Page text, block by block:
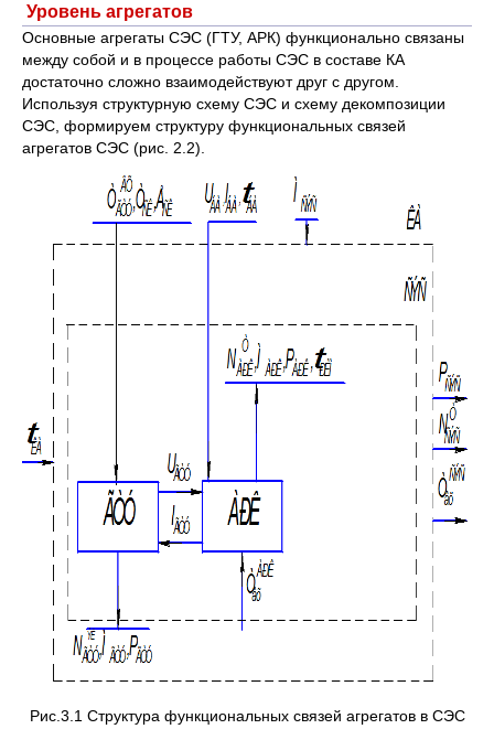
Уровень агрегатов
Основные агрегаты СЭС (ГТУ, АРК) функционально связаны
между собой и в процессе работы СЭС в составе КА
достаточно сложно взаимодействуют друг с другом.
Используя структурную схему СЭС и схему декомпозиции
СЭС, формируем структуру функциональных связей
агрегатов СЭС (рис. 2.2).
Рис.3.1 Структура функциональных связей агрегатов в СЭС